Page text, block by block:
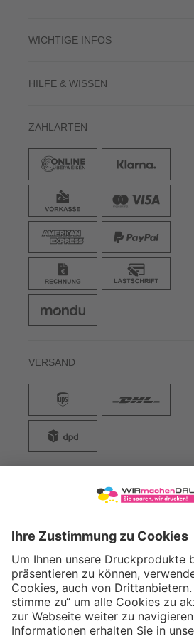
WICHTIGE INFOS
HILFE & WISSEN
ZAHLARTEN
VERSAND
WIRmachenDRUCK GmbH
71522 Backnang
Tel.: +49 (0) 711 995 982 - 20
Fax: +49 (0) 711 995 982 - 21
SOCIAL MEDIA